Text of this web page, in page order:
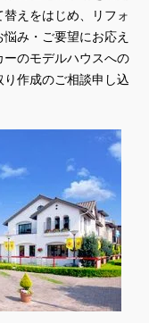
えをはじめ、リフォ
み・ご要望にお応え
のモデルハウスへの
作成のご相談申し込